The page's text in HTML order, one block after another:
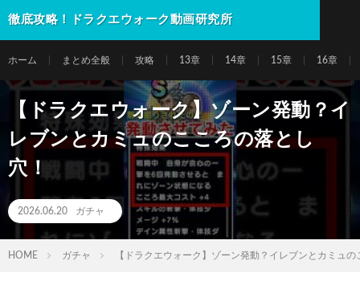
徹底攻略！ドラクエウォーク動画研究所
ホーム まとめ全般 攻略 13章 14章 15章 16章
【ドラクエウォーク】ゾーン発動？イ
レブンとカミュのこころの落とし
穴！
2026.06.20 ガチャ
HOME ガチャ 【ドラクエウォーク】ゾーン発動？イレブンとカミュ